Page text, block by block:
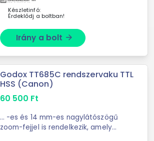
Készletinfó:
Érdeklődj a boltban!
Irány a bolt arrow_forward
Godox TT685C rendszervaku TTL
HSS (Canon)
60 500 Ft
... -es és 14 mm-es nagylátószögű
zoom-fejjel is rendelkezik, amely